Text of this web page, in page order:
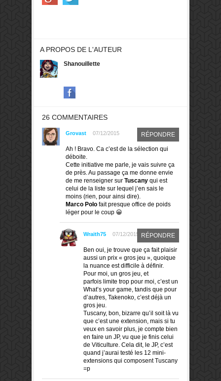
A PROPOS DE L'AUTEUR
Shanouillette
26 COMMENTAIRES
Grovast 07/12/2015 RÉPONDRE
Ah ! Bravo. Ca c’est de la sélection qui
déboite.
Cette initiative me parle, je vais suivre ça
de près. Au passage ça me donne envie
de me renseigner sur Tuscany qui est
celui de la liste sur lequel j’en sais le
moins (rien, pour ainsi dire).
Marco Polo fait presque office de poids
léger pour le coup 😀
Wraith75 07/12/2015 RÉPONDRE
Ben oui, je trouve que ça fait plaisir
aussi un prix « gros jeu », quoique
la nuance est difficile à définir.
Pour moi, un gros jeu, et
parfois limite trop pour moi, c’est un
What’s your game, tandis que pour
d’autres, Takenoko, c’est déjà un
gros jeu.
Tuscany, bon, bizarre qu’il soit là vu
que c’est une extension, mais si tu
veux en savoir plus, je compte bien
en faire un JP, vu que je finis celui
de Viticulture. Cela dit, le JP, c’est
quand j’aurai testé les 12 mini-
extensions qui composent Tuscany
=p